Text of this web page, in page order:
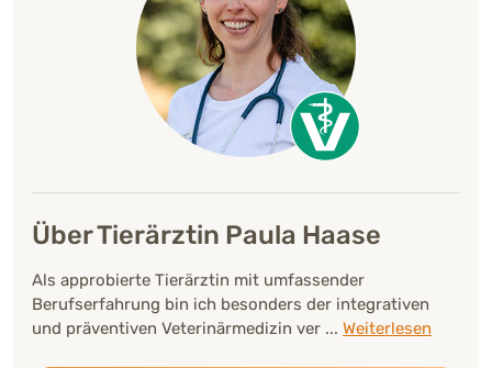
Über Tierärztin Paula Haase
Als approbierte Tierärztin mit umfassender
Berufserfahrung bin ich besonders der integrativen
und präventiven Veterinärmedizin ver ... Weiterlesen